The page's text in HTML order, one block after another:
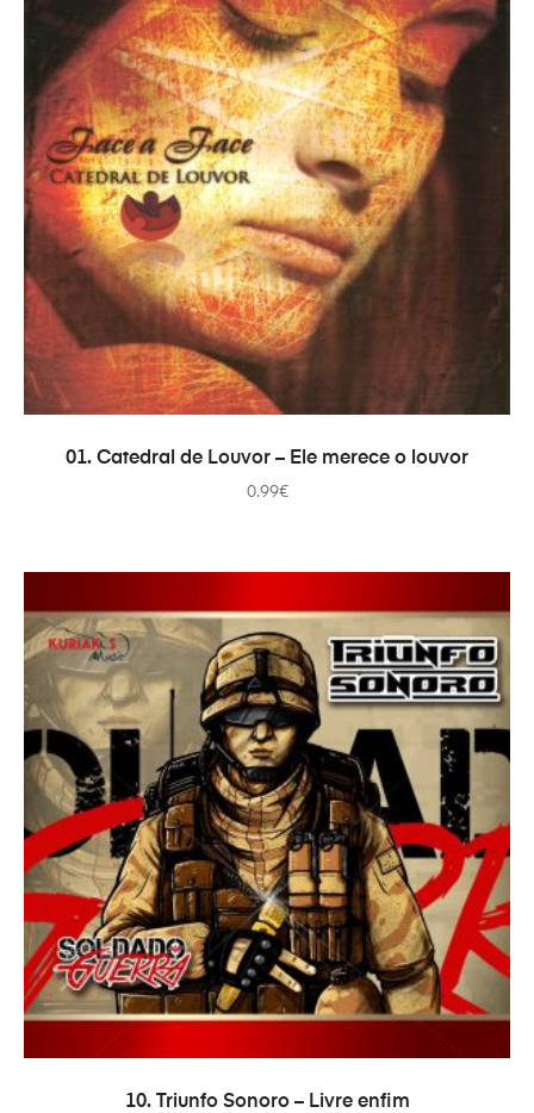
ADICIONAR
01. Catedral de Louvor – Ele merece o louvor
0.99€
ADICIONAR
10. Triunfo Sonoro – Livre enfim